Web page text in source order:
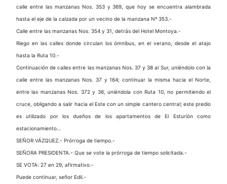
calle entre las manzanas Nos. 353 y 369, que hoy se encuentra alambrada
hasta el eje de la calzada por un vecino de la manzana Nº 353.-
Calle entre las manzanas Nos. 354 y 31, detrás del Hotel Montoya.-
Riego en las calles donde circulan los ómnibus, en el verano, desde el atajo
hasta la Ruta 10.-
Continuación de calles entre las manzanas Nos. 37 y 38 al Sur, uniéndolo con la
calle entre las manzanas Nos. 37 y 164; continuar la misma hacia el Norte,
entre las manzanas Nos. 372 y 36, uniéndola con Ruta 10, no permitiendo el
cruce, obligando a salir hacia el Este con un simple cantero central; este predio
es utilizado por los dueños de los apartamentos de El Esturión como
estacionamiento…
SEÑOR VÁZQUEZ.- Prórroga de tiempo.-
SEÑORA PRESIDENTA.- Que se vote la prórroga de tiempo solicitada.-
SE VOTA: 27 en 29, afirmativo.-
Puede continuar, señor Edil.-